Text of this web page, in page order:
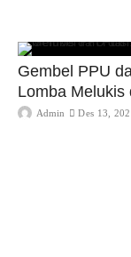
Gembel PPU
Lomba Melukis
Admin Des 13,